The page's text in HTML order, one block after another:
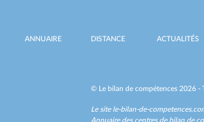
ANNUAIRE DISTANCE ACTUALITÉS
© Le bilan de compétences 2026 -
Le site le-bilan-de-
Annuaire des centres de bilan de